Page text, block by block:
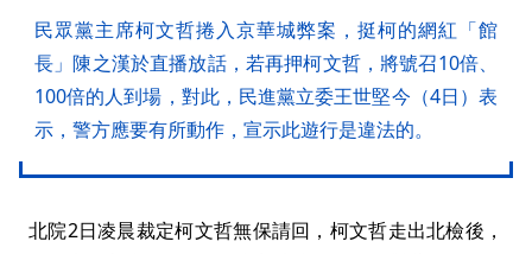
民眾黨主席柯文哲捲入京華城弊案，挺柯的網紅「館
長」陳之漢於直播放話，若再押柯文哲，將號召10倍、
100倍的人到場，對此，民進黨立委王世堅今（4日）表
示，警方應要有所動作，宣示此遊行是違法的。
北院2日凌晨裁定柯文哲無保請回，柯文哲走出北檢後，